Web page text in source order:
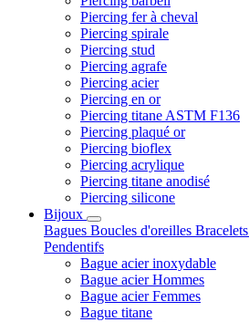
Piercing fer à cheval
Piercing spirale
Piercing stud
Piercing agrafe
Piercing acier
Piercing en or
Piercing titane ASTM F136
Piercing plaqué or
Piercing bioflex
Piercing acrylique
Piercing titane anodisé
Piercing silicone
Bijoux
Bagues Boucles d'oreilles Bracelets
Pendentifs
Bague acier inoxydable
Bague acier Hommes
Bague acier Femmes
Bague titane